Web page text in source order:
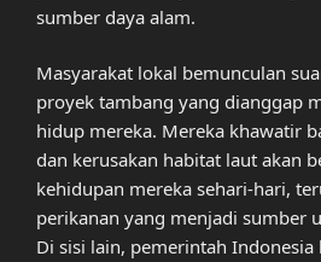
sumber daya alam.
Masyarakat lokal bemunculan
proyek tambang yang dianggap
hidup mereka. Mereka khawatir
dan kerusakan habitat laut akan
kehidupan mereka sehari-hari,
perikanan yang menjadi sumber
Di sisi lain, pemerintah